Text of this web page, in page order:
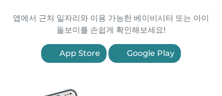
앱에서 근처 일자리와 이용 가능한 베이비시터 또는 아이
돌보미를 손쉽게 확인해보세요!
App Store Google Play